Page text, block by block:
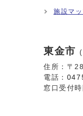
施設マ
東金市
住所：〒
電話：
窓口受付